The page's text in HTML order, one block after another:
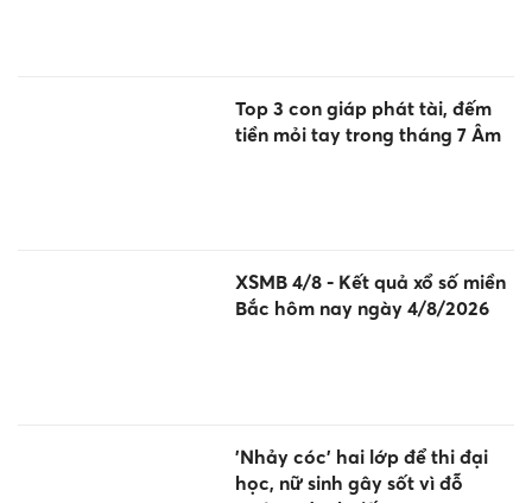
Top 3 con giáp phát tài, đếm
tiền mỏi tay trong tháng 7 Âm
XSMB 4/8 - Kết quả xổ số miền
Bắc hôm nay ngày 4/8/2026
'Nhảy cóc' hai lớp để thi đại
học, nữ sinh gây sốt vì đỗ